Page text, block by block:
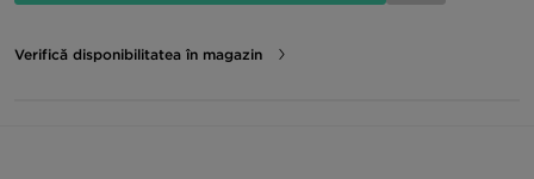
Verifică disponibilitatea în magazin